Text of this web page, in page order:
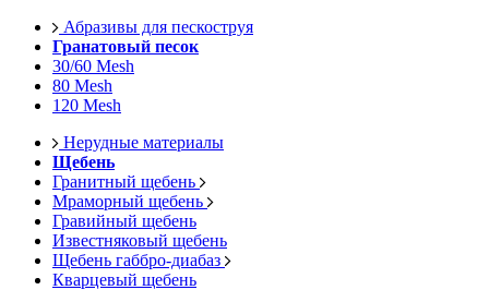
Абразивы для пескоструя
Гранатовый песок
30/60 Mesh
80 Mesh
120 Mesh
Нерудные материалы
Щебень
Гранитный щебень
Мраморный щебень
Гравийный щебень
Известняковый щебень
Щебень габбро-диабаз
Кварцевый щебень